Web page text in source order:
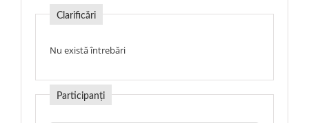
Clarificări
Nu există întrebări
Participanți